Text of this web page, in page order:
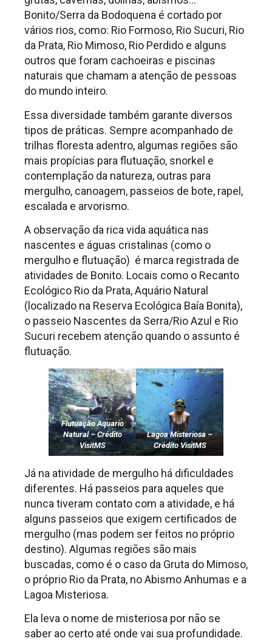
Bonito/Serra da Bodoquena é cortado por
vários rios, como: Rio Formoso, Rio Sucuri, Rio
da Prata, Rio Mimoso, Rio Perdido e alguns
outros que foram cachoeiras e piscinas
naturais que chamam a atenção de pessoas
do mundo inteiro.
Essa diversidade também garante diversos
tipos de práticas. Sempre acompanhado de
trilhas floresta adentro, algumas regiões são
mais propícias para flutuação, snorkel e
contemplação da natureza, outras para
mergulho, canoagem, passeios de bote, rapel,
escalada e arvorismo.
A observação da rica vida aquática nas
nascentes e águas cristalinas (como o
mergulho e flutuação) é marca registrada de
atividades de Bonito. Locais como o Recanto
Ecológico Rio da Prata, Aquário Natural
(localizado na Reserva Ecológica Baía Bonita),
o passeio Nascentes da Serra/Rio Azul e Rio
Sucuri recebem atenção quando o assunto é
flutuação.
Flutuação Aquario
Natural – Crédito
VisitMS
Lagoa Misteriosa –
Crédito VisitMS
Já na atividade de mergulho há dificuldades
diferentes. Há passeios para aqueles que
nunca tiveram contato com a atividade, e há
alguns passeios que exigem certificados de
mergulho (mas podem ser feitos no próprio
destino). Algumas regiões são mais
buscadas, como é o caso da Gruta do Mimoso,
o próprio Rio da Prata, no Abismo Anhumas e a
Lagoa Misteriosa.
Ela leva o nome de misteriosa por não se
saber ao certo até onde vai sua profundidade.